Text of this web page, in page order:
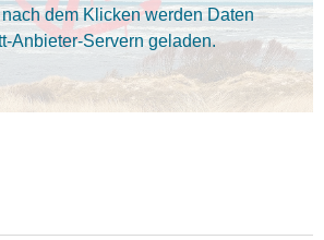
dem Klicken werden Daten
Anbieter-Servern geladen.